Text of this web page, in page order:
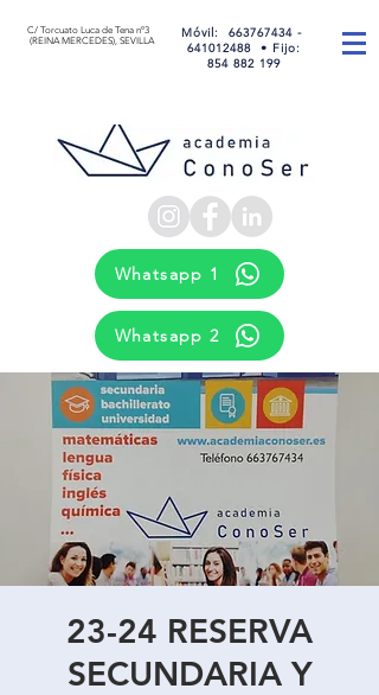
C/ Torcuato Luca de Tena nº3
(REINA MERCEDES), SEVILLA
Móvil:
663767434 -
641012488 • Fijo:
854 882 199
Whatsapp 1
Whatsapp 2
23-24 RESERVA
SECUNDARIA Y